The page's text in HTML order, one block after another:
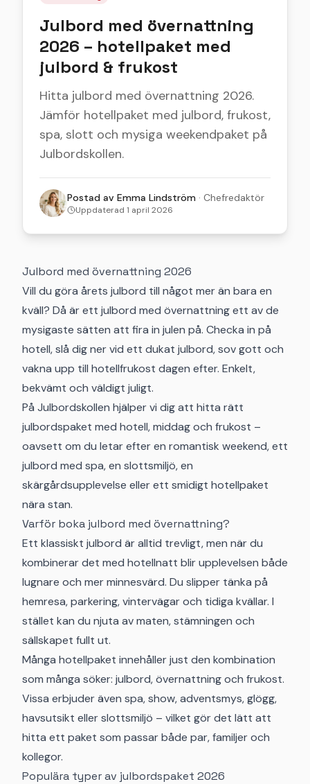
Julbord med övernattning
2026 – hotellpaket med
julbord & frukost
Hitta julbord med övernattning 2026.
Jämför hotellpaket med julbord, frukost,
spa, slott och mysiga weekendpaket på
Julbordskollen.
Postad av Emma Lindström · Chefredaktör
Uppdaterad 1 april 2026
Julbord med övernattning 2026
Vill du göra årets julbord till något mer än bara en
kväll? Då är ett julbord med övernattning ett av de
mysigaste sätten att fira in julen på. Checka in på
hotell, slå dig ner vid ett dukat julbord, sov gott och
vakna upp till hotellfrukost dagen efter. Enkelt,
bekvämt och väldigt juligt.
På Julbordskollen hjälper vi dig att hitta rätt
julbordspaket med hotell, middag och frukost –
oavsett om du letar efter en romantisk weekend, ett
julbord med spa, en slottsmiljö, en
skärgårdsupplevelse eller ett smidigt hotellpaket
nära stan.
Varför boka julbord med övernattning?
Ett klassiskt julbord är alltid trevligt, men när du
kombinerar det med hotellnatt blir upplevelsen både
lugnare och mer minnesvärd. Du slipper tänka på
hemresa, parkering, vintervägar och tidiga kvällar. I
stället kan du njuta av maten, stämningen och
sällskapet fullt ut.
Många hotellpaket innehåller just den kombination
som många söker: julbord, övernattning och frukost.
Vissa erbjuder även spa, show, adventsmys, glögg,
havsutsikt eller slottsmiljö – vilket gör det lätt att
hitta ett paket som passar både par, familjer och
kollegor.
Populära typer av julbordspaket 2026